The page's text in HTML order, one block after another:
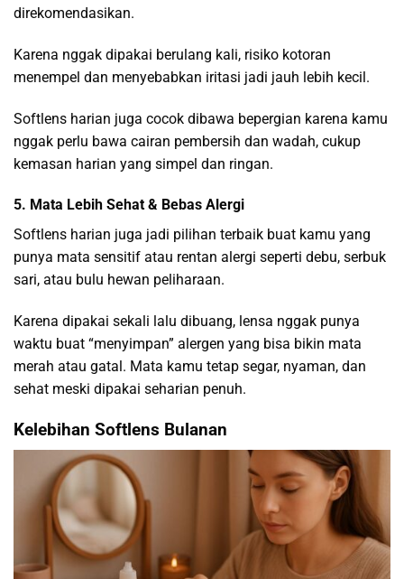
direkomendasikan.
Karena nggak dipakai berulang kali, risiko kotoran
menempel dan menyebabkan iritasi jadi jauh lebih kecil.
Softlens harian juga cocok dibawa bepergian karena kamu
nggak perlu bawa cairan pembersih dan wadah, cukup
kemasan harian yang simpel dan ringan.
5. Mata Lebih Sehat & Bebas Alergi
Softlens harian juga jadi pilihan terbaik buat kamu yang
punya mata sensitif atau rentan alergi seperti debu, serbuk
sari, atau bulu hewan peliharaan.
Karena dipakai sekali lalu dibuang, lensa nggak punya
waktu buat “menyimpan” alergen yang bisa bikin mata
merah atau gatal. Mata kamu tetap segar, nyaman, dan
sehat meski dipakai seharian penuh.
Kelebihan Softlens Bulanan